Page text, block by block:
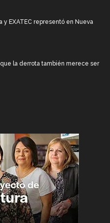
y EXATEC representó en Nueva
la derrota también merece ser